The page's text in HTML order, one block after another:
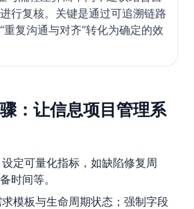
行复核。关键是通过可追溯链路
重复沟通与对齐”转化为确定的效
：让信息项目管理系
定可量化指标，如缺陷修复周
时间等。
模板与生命周期状态；强制字段